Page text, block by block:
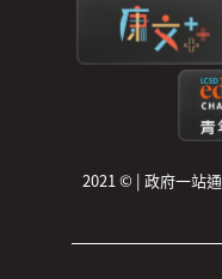
2021 © | 政府一站通